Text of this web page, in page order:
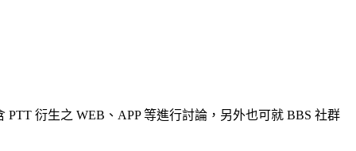
PTT 衍生之 WEB、APP 等進行討論，另外也可就 BBS 社群